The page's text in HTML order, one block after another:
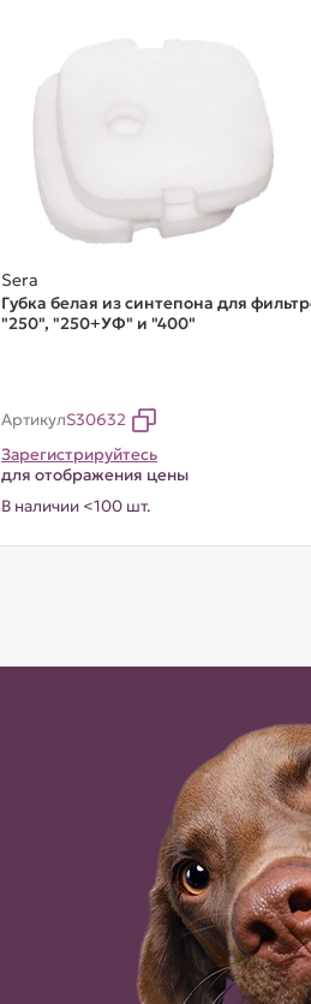
Sera
Губка белая из синтепона для
"250", "250+УФ" и "400"
АртикулS30632
Зарегистрируйтесь
для отображения цены
В наличии <100 шт.